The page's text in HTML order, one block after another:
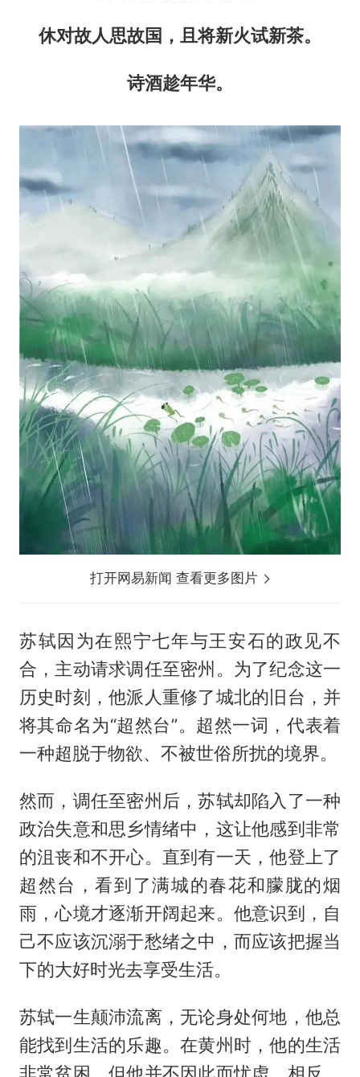
休对故人思故国，且将新火试新茶。
诗酒趁年华。
打开网易新闻 查看更多图片
苏轼因为在熙宁七年与王安石的政见不
合，主动请求调任至密州。为了纪念这一
历史时刻，他派人重修了城北的旧台，并
将其命名为“超然台”。超然一词，代表着
一种超脱于物欲、不被世俗所扰的境界。
然而，调任至密州后，苏轼却陷入了一种
政治失意和思乡情绪中，这让他感到非常
的沮丧和不开心。直到有一天，他登上了
超然台，看到了满城的春花和朦胧的烟
雨，心境才逐渐开阔起来。他意识到，自
己不应该沉溺于愁绪之中，而应该把握当
下的大好时光去享受生活。
苏轼一生颠沛流离，无论身处何地，他总
能找到生活的乐趣。在黄州时，他的生活